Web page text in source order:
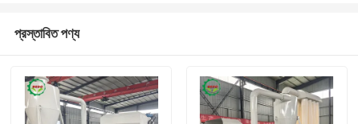
প্রস্তাবিত পণ্য